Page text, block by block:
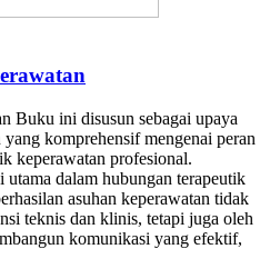
Buku ini disusun sebagai upaya
komprehensif mengenai peran
keperawatan profesional.
dalam hubungan terapeutik
asuhan keperawatan tidak
teknis dan klinis, tetapi juga oleh
komunikasi yang efektif,